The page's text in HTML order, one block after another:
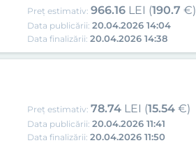
Preț estimativ:966.16 LEI (190.7 €)
Data publicării:20.04.2026 14:04
Data finalizării:20.04.2026 14:38
Preț estimativ:78.74 LEI (15.54 €)
Data publicării:20.04.2026 11:41
Data finalizării:20.04.2026 11:50